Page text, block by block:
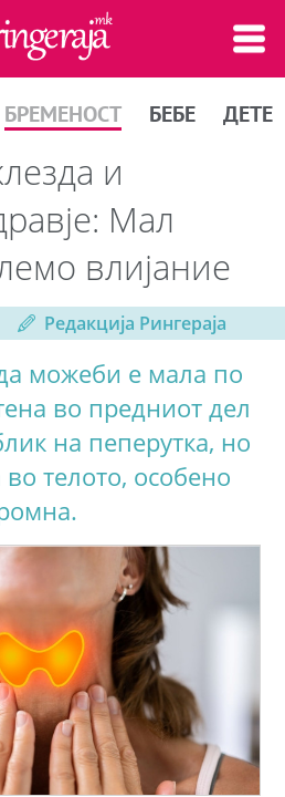
БРЕМЕНОСТ БЕБЕ ДЕТЕ
и
Мал
влијание
Редакција Рингераја
можеби е мала по
во предниот дел
на пеперутка, но
во телото, особено